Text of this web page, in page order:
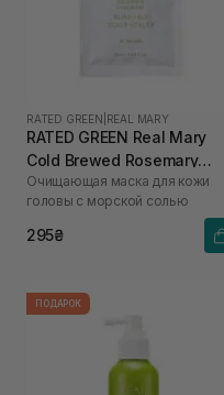
RATED GREEN REAL MARY
RATED GREEN Real Mary
Cold Brewed Rosemary
Purifyng Scalp Scaler 50 мл
Очищающая маска для кожи
головы с морской солью
295₴
ПОДАРОК